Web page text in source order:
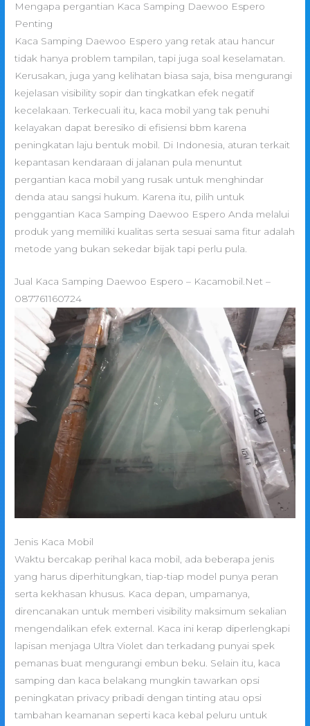
Mengapa pergantian Kaca Samping Daewoo Espero
Penting
Kaca Samping Daewoo Espero yang retak atau hancur
tidak hanya problem tampilan, tapi juga soal keselamatan.
Kerusakan, juga yang kelihatan biasa saja, bisa mengurangi
kejelasan visibility sopir dan tingkatkan efek negatif
kecelakaan. Terkecuali itu, kaca mobil yang tak penuhi
kelayakan dapat beresiko di efisiensi bbm karena
peningkatan laju bentuk mobil. Di Indonesia, aturan terkait
kepantasan kendaraan di jalanan pula menuntut
pergantian kaca mobil yang rusak untuk menghindar
denda atau sangsi hukum. Karena itu, pilih untuk
penggantian Kaca Samping Daewoo Espero Anda melalui
produk yang memiliki kualitas serta sesuai sama fitur adalah
metode yang bukan sekedar bijak tapi perlu pula.
Jual Kaca Samping Daewoo Espero – Kacamobil.Net –
087761160724
Jenis Kaca Mobil
Waktu bercakap perihal kaca mobil, ada beberapa jenis
yang harus diperhitungkan, tiap-tiap model punya peran
serta kekhasan khusus. Kaca depan, umpamanya,
direncanakan untuk memberi visibility maksimum sekalian
mengendalikan efek external. Kaca ini kerap diperlengkapi
lapisan menjaga Ultra Violet dan terkadang punyai spek
pemanas buat mengurangi embun beku. Selain itu, kaca
samping dan kaca belakang mungkin tawarkan opsi
peningkatan privacy pribadi dengan tinting atau opsi
tambahan keamanan seperti kaca kebal peluru untuk